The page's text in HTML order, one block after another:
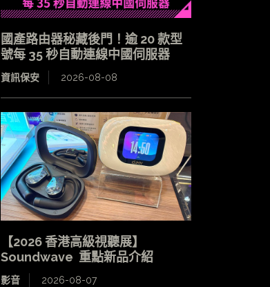
國產路由器秘藏後門！逾 20 款型
號每 35 秒自動連線中國伺服器
資訊保安 2026-08-08
【2026 香港高級視聽展】
Soundwave 重點新品介紹
影音 2026-08-07